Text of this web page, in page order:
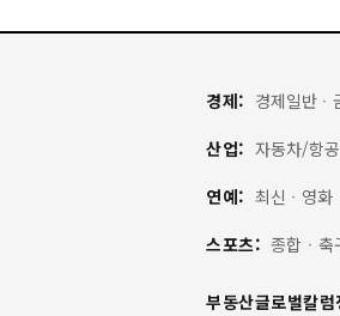
경제: 경제일반 ·
산업: 자동차/항공
연예: 최신 · 영화
스포츠: 종합 · 축
부동산글로벌칼럼